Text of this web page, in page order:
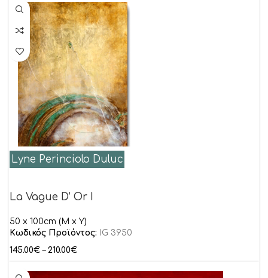
Lyne Perinciolo Duluc
La Vague D’ Or I
50 x 100cm (M x Y)
Κωδικός Προϊόντος:
IG 3950
145.00€ – 210.00€